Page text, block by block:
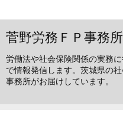
菅野労務ＦＰ事務
労働法や社会保険関係の実務
で情報発信します。茨城県の
事務所がお届けしています。